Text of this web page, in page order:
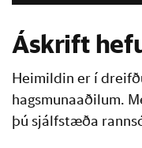
Áskrift
Heimildin er í
hagsmunaaðilum.
þú sjálfstæða